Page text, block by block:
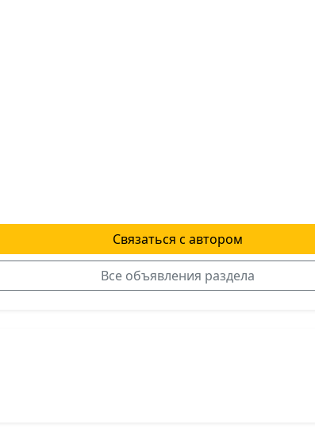
Связаться с автором
Все объявления раздела